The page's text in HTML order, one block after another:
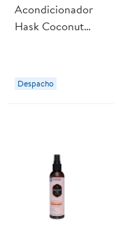
Acondicionador
Hask Coconut
Despacho